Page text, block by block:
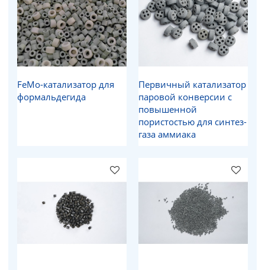
FeMo-катализатор для
формальдегида
Первичный катализатор
паровой конверсии с
повышенной
пористостью для синтез-
газа аммиака